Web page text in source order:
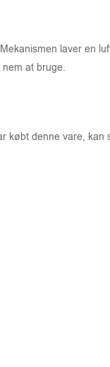
laver en
at bruge.
købt denne vare, kan